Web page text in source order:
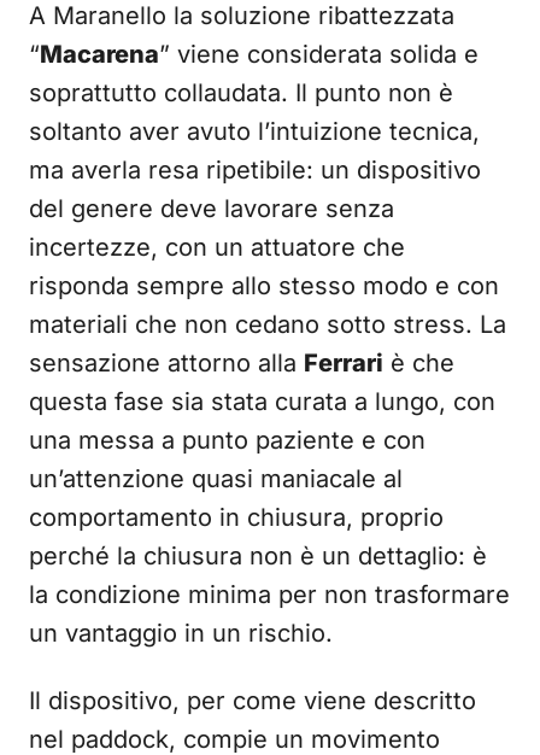
A Maranello la soluzione ribattezzata
“Macarena” viene considerata solida e
soprattutto collaudata. Il punto non è
soltanto aver avuto l’intuizione tecnica,
ma averla resa ripetibile: un dispositivo
del genere deve lavorare senza
incertezze, con un attuatore che
risponda sempre allo stesso modo e con
materiali che non cedano sotto stress. La
sensazione attorno alla Ferrari è che
questa fase sia stata curata a lungo, con
una messa a punto paziente e con
un’attenzione quasi maniacale al
comportamento in chiusura, proprio
perché la chiusura non è un dettaglio: è
la condizione minima per non trasformare
un vantaggio in un rischio.
Il dispositivo, per come viene descritto
nel paddock, compie un movimento